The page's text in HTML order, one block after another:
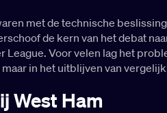
met de technische
de kern van het debat
League. Voor velen lag het
in het uitblijven van
West Ham